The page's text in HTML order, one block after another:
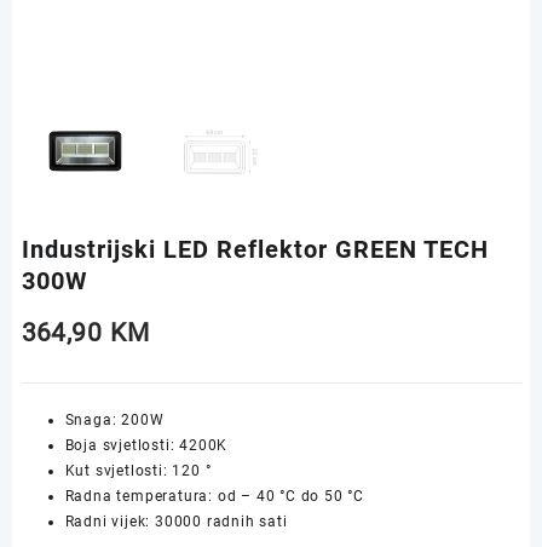
Industrijski LED Reflektor GREEN TECH
300W
364,90 KM
Snaga: 200W
Boja svjetlosti: 4200K
Kut svjetlosti: 120 °
Radna temperatura: od – 40 °C do 50 °C
Radni vijek: 30000 radnih sati